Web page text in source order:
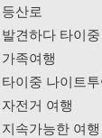
등산로
발견하다 타이중
가족여행
타이중 나이트투
자전거 여행
지속가능한 여행